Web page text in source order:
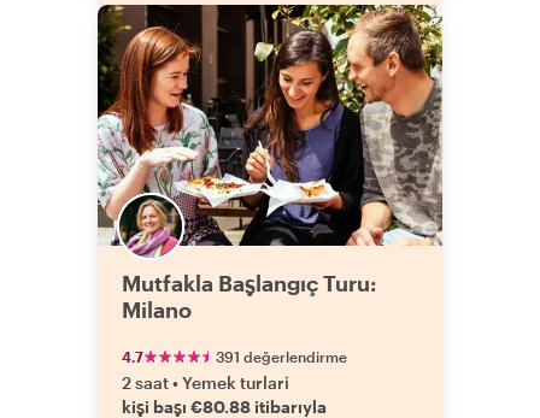
Mutfakla Başlangıç Turu:
Milano
4.7 391 değerlendirme
2 saat•Yemek turlari
kişi başı €80.88 itibarıyla